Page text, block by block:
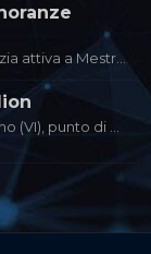
attiva a Mestr...
(VI), punto di ...